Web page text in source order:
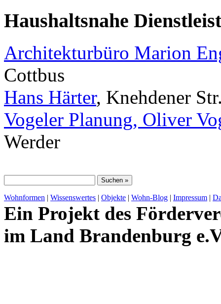
Haushaltsnahe
Architekturbüro Marion
Cottbus
Hans Härter, Knehdener
Vogeler Planung, Oliver
Werder
Wohnformen | Wissenswertes | Objekte | Wohn-Blog | Impressum |
Ein Projekt des
im Land Brandenburg